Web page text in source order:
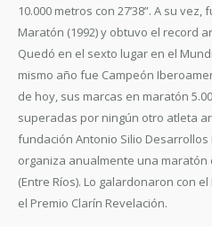
10.000 metros con 27’38”. A su
Maratón (1992) y obtuvo el record
Quedó en el sexto lugar en el
mismo año fue Campeón
de hoy, sus marcas en maratón
superadas por ningún otro atleta
fundación Antonio Silio Desarrollos
organiza anualmente una maratón
(Entre Ríos). Lo galardonaron con
el Premio Clarín Revelación.